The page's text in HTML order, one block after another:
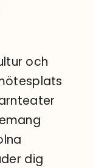
och
dig